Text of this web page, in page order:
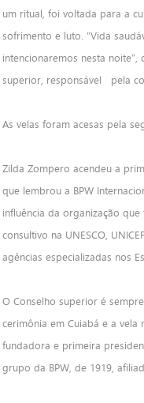
um ritual, foi voltada para a
sofrimento e luto. “Vida
intencionaremos nesta noite”,
superior, responsável pela
As velas foram acesas pela
Zilda Zompero acendeu a
que lembrou a BPW
influência da organização
consultivo na UNESCO,
agências especializadas nos
O Conselho superior é
cerimônia em Cuiabá e a
fundadora e primeira
grupo da BPW, de 1919,